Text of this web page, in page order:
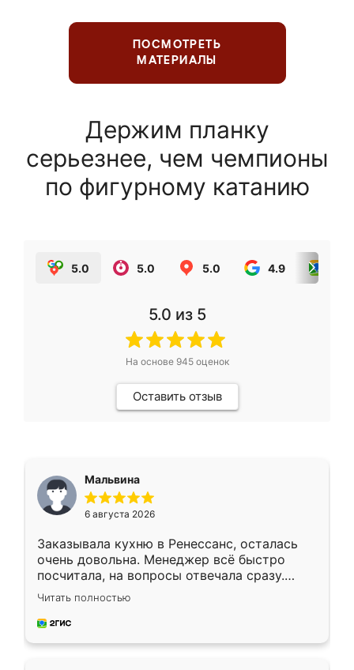
ПОСМОТРЕТЬ
МАТЕРИАЛЫ
Держим планку
серьезнее, чем чемпионы
по фигурному катанию
5.0 5.0 5.0 4.9
5.0 из 5
На основе 945оценок
Оставить отзыв
Мальвина
6 августа 2026
Заказывала кухню в Ренессанс, осталась
очень довольна. Менеджер всё быстро
посчитала, на вопросы отвечала сразу.
Замерщик приехал в субботу, подошёл к
делу со всей ответственностью. Собрали
за день, ребята работали аккуратно, даже
Читать полностью